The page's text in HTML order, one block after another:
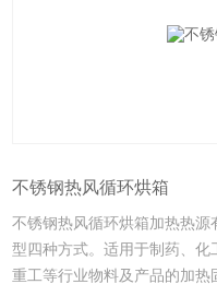
不锈钢热风循环烘箱
不锈钢热风循环烘箱加热热源
型四种方式。适用于制药、化
重工等行业物料及产品的加热